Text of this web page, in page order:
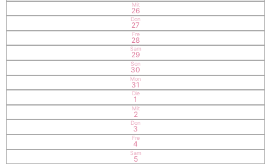
Mit
26
Don
27
Fre
28
Sam
29
Son
30
Mon
31
Die
1
Mit
2
Don
3
Fre
4
Sam
5